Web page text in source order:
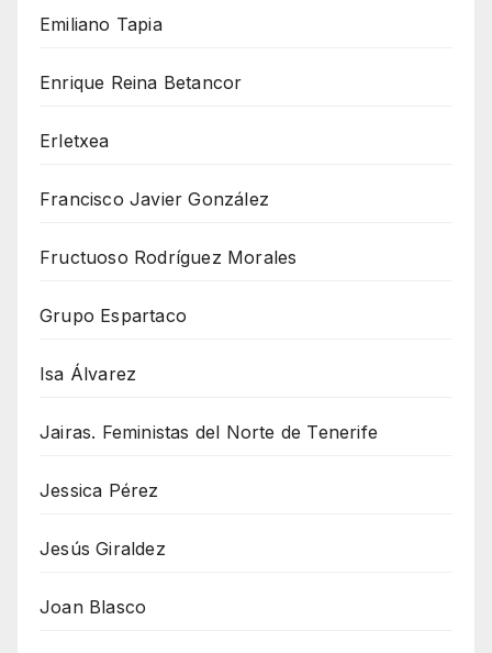
Emiliano Tapia
Enrique Reina Betancor
Erletxea
Francisco Javier González
Fructuoso Rodríguez Morales
Grupo Espartaco
Isa Álvarez
Jairas. Feministas del Norte de Tenerife
Jessica Pérez
Jesús Giraldez
Joan Blasco